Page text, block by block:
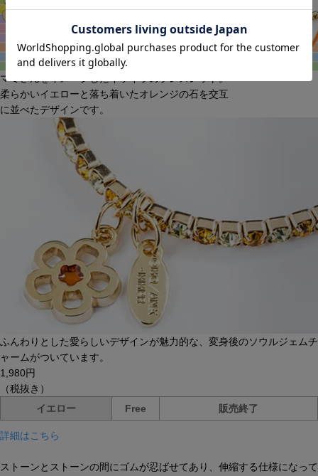
マミさんをイメージしたキラキラのブレスレット。
柔らかいイエローと落ち着いたオレンジの石を交互
に並べたデザインです。
ふんわりとした愛らしいデザインが魅力的な、変身後のソウルジェムチ
ャームがついています。
1,980円
（税抜き）
イエロー
Free 販売終了
詳細はこちら
ストーンとストーンの間にゴムが忍ばせてあり、伸縮する仕様になって